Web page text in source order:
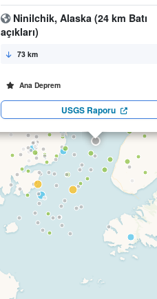
Ninilchik, Alaska (24 km Batı
açıkları)
73 km
Ana Deprem
USGS Raporu